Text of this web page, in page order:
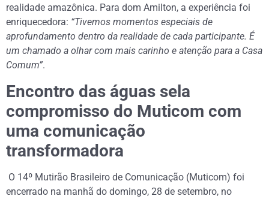
realidade amazônica. Para dom Amilton, a experiência foi
enriquecedora: “Tivemos momentos especiais de
aprofundamento dentro da realidade de cada participante. É
um chamado a olhar com mais carinho e atenção para a Casa
Comum”.
Encontro das águas sela
compromisso do Muticom com
uma comunicação
transformadora
O 14º Mutirão Brasileiro de Comunicação (Muticom) foi
encerrado na manhã do domingo, 28 de setembro, no